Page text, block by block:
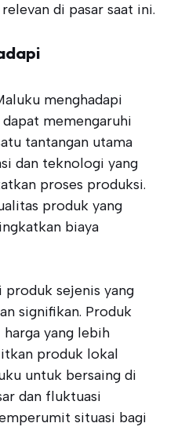
di pasar saat ini.
menghadapi
memengaruhi
tantangan utama
dan teknologi yang
proses produksi.
produk yang
biaya
sejenis yang
signifikan. Produk
yang lebih
produk lokal
untuk bersaing di
dan fluktuasi
situasi bagi